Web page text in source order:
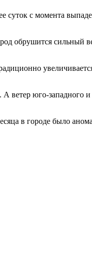
с момента
обрушится сильный
ветер юго-западного
в городе было